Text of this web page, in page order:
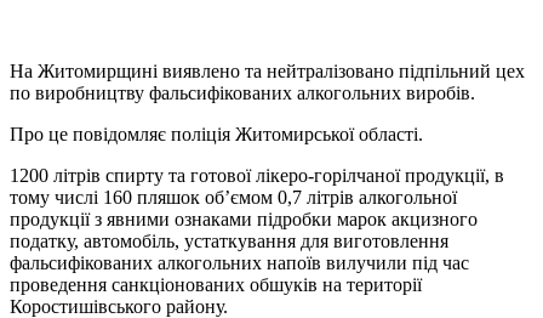
На Житомирщині виявлено та нейтралізовано підпільний цех
по виробництву фальсифікованих алкогольних виробів.
Про це повідомляє поліція Житомирської області.
1200 літрів спирту та готової лікеро-горілчаної продукції, в
тому числі 160 пляшок об’ємом 0,7 літрів алкогольної
продукції з явними ознаками підробки марок акцизного
податку, автомобіль, устаткування для виготовлення
фальсифікованих алкогольних напоїв вилучили під час
проведення санкціонованих обшуків на території
Коростишівського району.